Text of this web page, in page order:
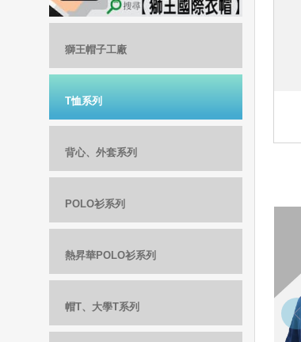
獅王帽子工廠
T恤系列
背心、外套系列
POLO衫系列
熱昇華POLO衫系列
帽T、大學T系列